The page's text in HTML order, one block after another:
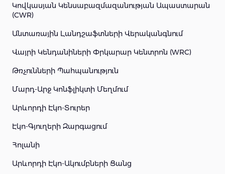
Կովկասյան Կենսաբազմազանության Ապաստարան
(CWR)
Անտառային Լանդշաֆտների Վերականգնում
Վայրի Կենդանիների Փրկարար Կենտրոն (WRC)
Թռչունների Պահպանություն
Մարդ-Արջ Կոնֆլիկտի Մեղմում
Արևորդի Էկո-Տուրեր
Էկո-Գյուղերի Զարգացում
Հոլանի
Արևորդի Էկո-Ակումբների Ցանց